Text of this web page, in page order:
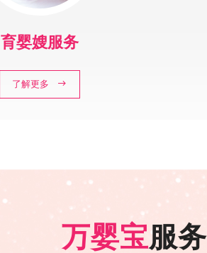
育婴嫂服务
了解更多
万婴宝服